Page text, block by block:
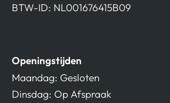
BTW-ID: NL001676415B09
Openingstijden
Maandag: Gesloten
Dinsdag: Op Afspraak